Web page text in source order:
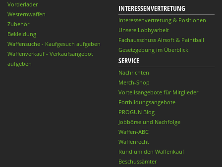
Vorderlader
Westernwaffen
Zubehör
Bekleidung
Waffensuche - Kaufgesuch aufgeben
Waffenverkauf - Verkaufsangebot
aufgeben
INTERESSENVERTRETUNG
Interessenvertretung & Positionen
Unsere Lobbyarbeit
Fachausschuss Airsoft & Paintball
Gesetzgebung im Überblick
SERVICE
Nachrichten
Merch-Shop
Vorteilsangebote für Mitglieder
Fortbildungsangebote
PROGUN Blog
Jobbörse und Nachfolge
Waffen-ABC
Waffenrecht
Rund um den Waffenkauf
Beschussämter